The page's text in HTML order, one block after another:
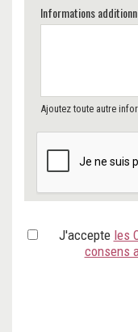
Informations
Ajoutez toute autre
J'accepte les
consens